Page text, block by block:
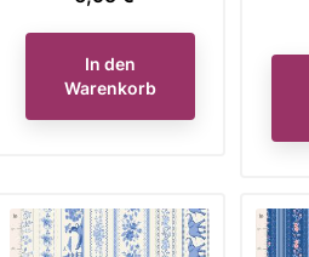
In den
Warenkorb